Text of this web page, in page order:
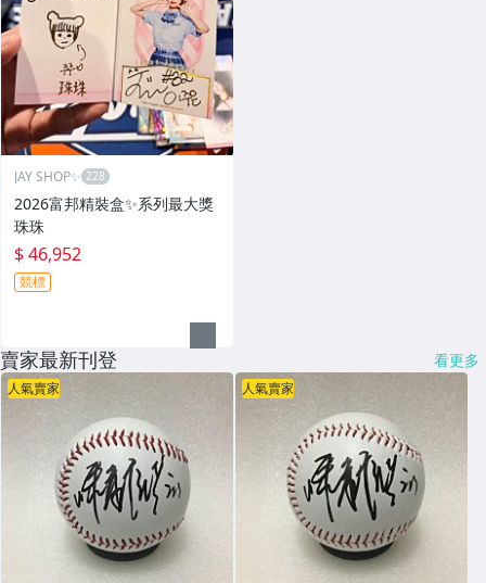
JAY SHOP✨
2026富邦精裝盒✨系列最大獎
珠珠
$ 46,952
競標
賣家最新刊登 看更多
人氣賣家 人氣賣家